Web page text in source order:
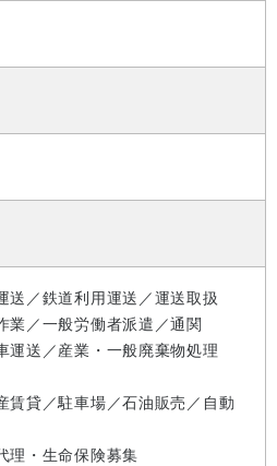
送／鉄道利用運送／運送取扱
業／一般労働者派遣／通関
運送／産業・一般廃棄物処理
賃貸／駐車場／石油販売／自動
理・生命保険募集